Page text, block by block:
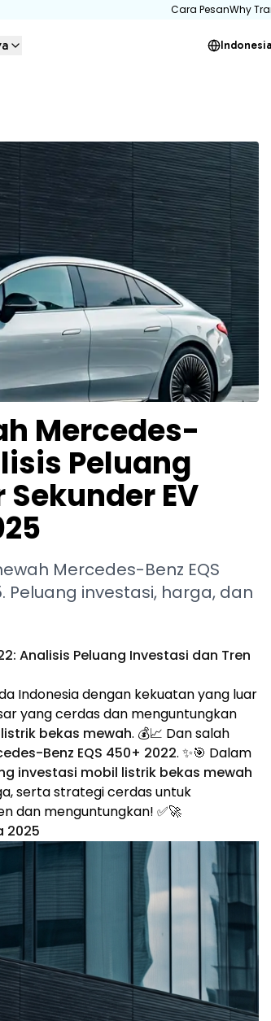
Cara PesanWhy
Indonesia
Mercedes-
Peluang
EV
Mercedes-Benz EQS
Peluang investasi, harga, dan
Analisis Peluang Investasi dan Tren
Indonesia dengan kekuatan yang luar
yang cerdas dan menguntungkan
bekas mewah. 💰📈 Dan salah
Benz EQS 450+ 2022. ✨🎯 Dalam
investasi mobil listrik bekas mewah
serta strategi cerdas untuk
dan menguntungkan! ✅🚀
2025